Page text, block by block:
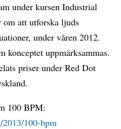
under kursen Industrial
om att utforska ljuds
under våren 2012.
konceptet uppmärksammas.
priser under Red Dot
100 BPM:
100-bpm